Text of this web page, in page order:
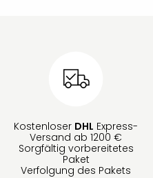
Kostenloser DHL Express-
Versand ab 1200 €
Sorgfältig vorbereitetes
Paket
Verfolgung des Pakets